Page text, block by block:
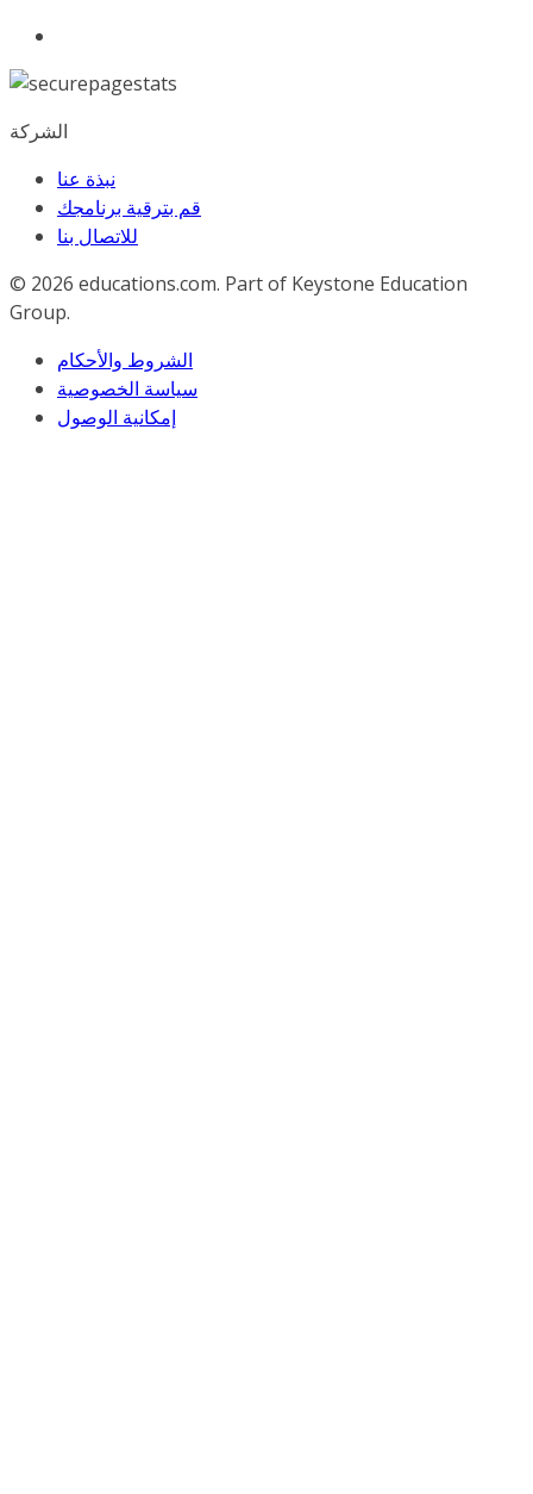
الشركة
نبذة عنا
قم بترقية برنامجك
للاﺗﺼﺎل ﺑﻨﺎ
© 2026 educations.com. Part of Keystone Education
Group.
الشروط والأحكام
سياسة الخصوصية
إمكانية الوصول